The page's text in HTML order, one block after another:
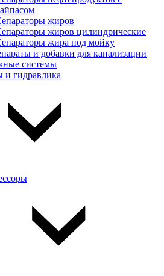
жиров
жиров цилиндрические
жира под мойку
и добавки для канализации
системы
и гидравлика